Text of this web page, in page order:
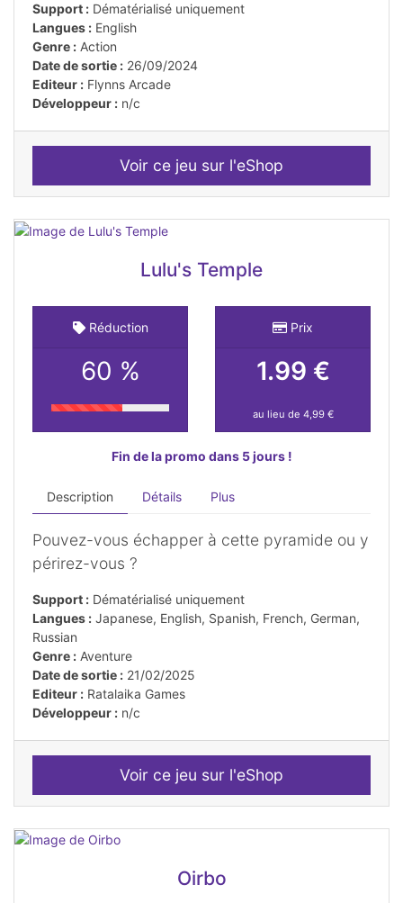
Support : Dématérialisé uniquement
Langues : English
Genre : Action
Date de sortie : 26/09/2024
Editeur : Flynns Arcade
Développeur : n/c
Voir ce jeu sur l'eShop
Lulu's Temple
Réduction
60 %
Prix
1.99 €
au lieu de 4,99 €
Fin de la promo dans 5 jours !
Description Détails Plus
Pouvez-vous échapper à cette pyramide ou y
périrez-vous ?
Support : Dématérialisé uniquement
Langues : Japanese, English, Spanish, French, German,
Russian
Genre : Aventure
Date de sortie : 21/02/2025
Editeur : Ratalaika Games
Développeur : n/c
Voir ce jeu sur l'eShop
Oirbo